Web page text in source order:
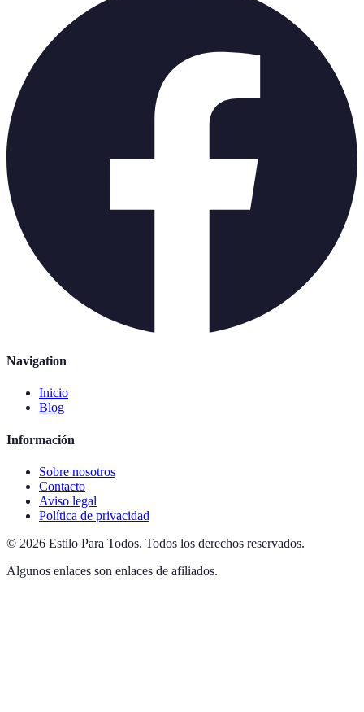
Navigation
Inicio
Blog
Información
Sobre nosotros
Contacto
Aviso legal
Política de privacidad
© 2026 Estilo Para Todos. Todos los derechos reservados.
Algunos enlaces son enlaces de afiliados.